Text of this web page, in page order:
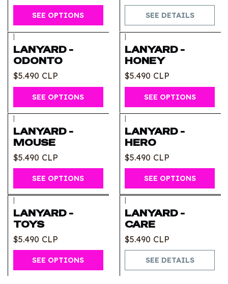
SEE OPTIONS SEE DETAILS
|
LANYARD -
ODONTO
$5.490 CLP
SEE OPTIONS
|
LANYARD -
HONEY
$5.490 CLP
SEE OPTIONS
|
LANYARD -
MOUSE
$5.490 CLP
SEE OPTIONS
|
LANYARD -
HERO
$5.490 CLP
SEE OPTIONS
|
LANYARD -
TOYS
$5.490 CLP
SEE OPTIONS
|
LANYARD -
CARE
$5.490 CLP
SEE DETAILS